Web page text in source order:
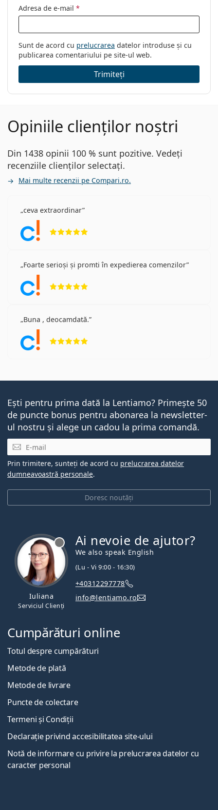
Adresa de e-mail *
Sunt de acord cu prelucrarea datelor introduse și cu
publicarea comentariului pe site-ul web.
Trimiteți
Opiniile clienților noștri
Din 1438 opinii 100 % sunt pozitive. Vedeți
recenziile clienților selectați.
Mai multe recenzii pe Compari.ro.
ceva extraordinar
Foarte serioși și promti în expedierea comenzilor
Buna , deocamdată.
Ești pentru prima dată la Lentiamo? Primește 50
de puncte bonus pentru abonarea la newsletter-
ul nostru și alege un cadou la prima comandă.
E-mail
Doresc noutăți
Prin trimitere, sunteți de acord cu prelucrarea datelor
dumneavoastră personale.
Iuliana
Serviciul Clienți
Ai nevoie de ajutor?
We also speak English
(Lu - Vi 9:00 - 16:30)
+40312297778
info@lentiamo.ro
Cumpărături online
Totul despre cumpărături
Metode de plată
Metode de livrare
Puncte de colectare
Termeni și Condiții
Declarație privind accesibilitatea site-ului
Notă de informare cu privire la prelucrarea datelor cu
caracter personal